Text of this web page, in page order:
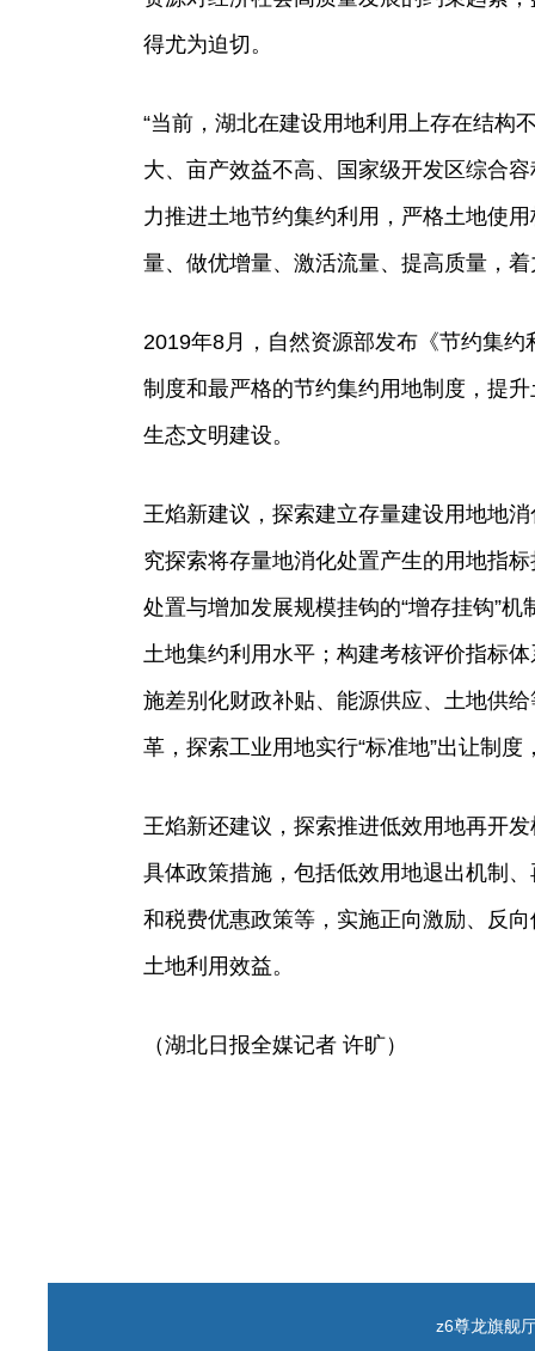
得尤为迫切。
“当前，湖北在建设用地利用上存在结构
大、亩产效益不高、国家级开发区综合
力推进土地节约集约利用，严格土地使
量、做优增量、激活流量、提高质量，
2019年8月，自然资源部发布《节约集
制度和最严格的节约集约用地制度，提
生态文明建设。
王焰新建议，探索建立存量建设用地地
究探索将存量地消化处置产生的用地指
处置与增加发展规模挂钩的“增存挂钩”
土地集约利用水平；构建考核评价指标
施差别化财政补贴、能源供应、土地供
革，探索工业用地实行“标准地”出让制
王焰新还建议，探索推进低效用地再开
具体政策措施，包括低效用地退出机制
和税费优惠政策等，实施正向激励、反
土地利用效益。
（湖北日报全媒记者 许旷）
z6尊龙旗舰